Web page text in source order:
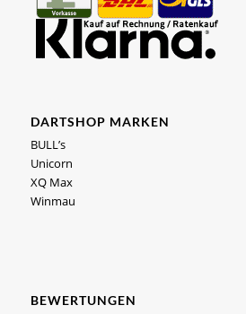
DARTSHOP MARKEN
BULL’s
Unicorn
XQ Max
Winmau
BEWERTUNGEN